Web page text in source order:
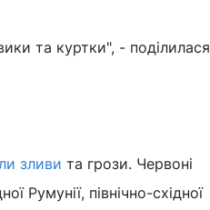
та куртки", - поділилася
зливи та грози. Червоні
Румунії, північно-східної